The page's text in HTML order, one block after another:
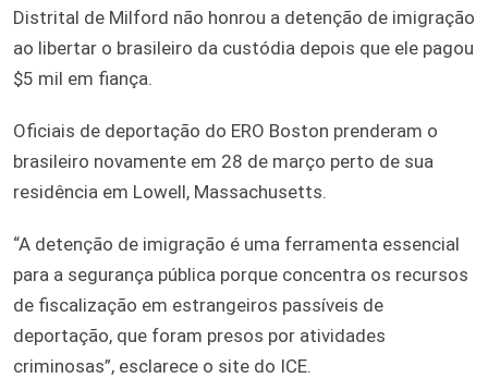
Distrital de Milford não honrou a detenção de imigração
ao libertar o brasileiro da custódia depois que ele pagou
$5 mil em fiança.
Oficiais de deportação do ERO Boston prenderam o
brasileiro novamente em 28 de março perto de sua
residência em Lowell, Massachusetts.
“A detenção de imigração é uma ferramenta essencial
para a segurança pública porque concentra os recursos
de fiscalização em estrangeiros passíveis de
deportação, que foram presos por atividades
criminosas”, esclarece o site do ICE.